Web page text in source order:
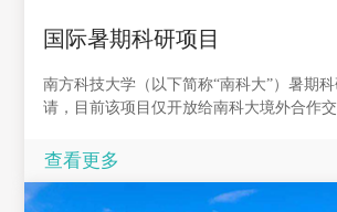
国际暑期科研项目
南方科技大学（以下简称“南科大”）暑期
请，目前该项目仅开放给南科大境外合作交
查看更多